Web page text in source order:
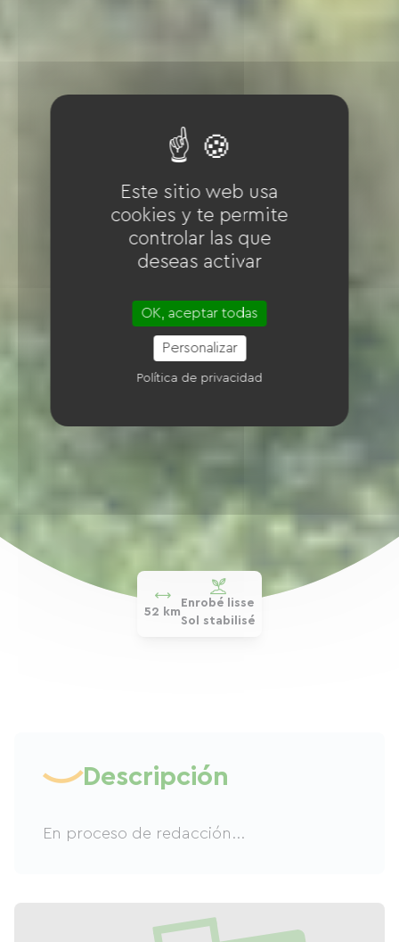
52 km
Enrobé lisse
Sol stabilisé
Descripción
En proceso de redacción...
Este sitio web usa
cookies y te permite
controlar las que
deseas activar
OK, aceptar todas
Personalizar
Política de privacidad